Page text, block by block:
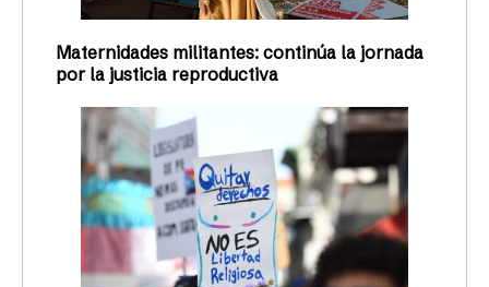
Maternidades militantes: continúa la jornada
por la justicia reproductiva